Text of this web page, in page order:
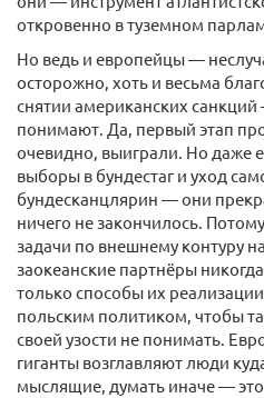
откровенно в туземном
Но ведь и европейцы —
осторожно, хоть и весьма
снятии американских
понимают. Да, первый этап
очевидно, выиграли. Но даже
выборы в бундестаг и уход
бундесканцлярин — они
ничего не закончилось.
задачи по внешнему контуру
заокеанские партнёры
только способы их
польским политиком, чтобы
своей узости не понимать.
гиганты возглавляют люди
мыслящие, думать иначе —